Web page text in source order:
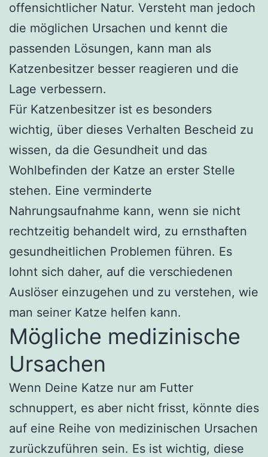
offensichtlicher Natur. Versteht man jedoch
die möglichen Ursachen und kennt die
passenden Lösungen, kann man als
Katzenbesitzer besser reagieren und die
Lage verbessern.
Für Katzenbesitzer ist es besonders
wichtig, über dieses Verhalten Bescheid zu
wissen, da die Gesundheit und das
Wohlbefinden der Katze an erster Stelle
stehen. Eine verminderte
Nahrungsaufnahme kann, wenn sie nicht
rechtzeitig behandelt wird, zu ernsthaften
gesundheitlichen Problemen führen. Es
lohnt sich daher, auf die verschiedenen
Auslöser einzugehen und zu verstehen, wie
man seiner Katze helfen kann.
Mögliche medizinische
Ursachen
Wenn Deine Katze nur am Futter
schnuppert, es aber nicht frisst, könnte dies
auf eine Reihe von medizinischen Ursachen
zurückzuführen sein. Es ist wichtig, diese